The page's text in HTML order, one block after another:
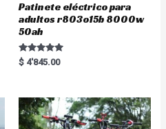
Patinete eléctrico para
adultos r803o15b 8000w
50ah
Rated
5.00
$ 4'845.00